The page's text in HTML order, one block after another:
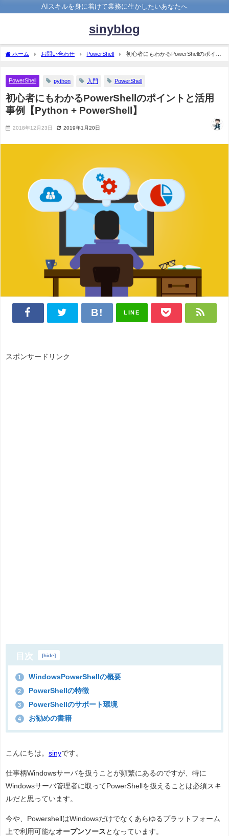
AIスキルを身に着けて業務に生かしたいあなたへ
sinyblog
ホーム お問い合わせ PowerShell
初心者にもわかるPowerShellのポイン
PowerShell python 入門 PowerShell
初心者にもわかるPowerShellのポイントと活用
事例【Python + PowerShell】
2018年12月23日 2019年1月20日
LINE
スポンサードリンク
目次 [hide]
1 WindowsPowerShellの概要
2 PowerShellの特徴
3 PowerShellのサポート環境
4 お勧めの書籍
こんにちは。 sinyです。
仕事柄Windowsサーバを扱うことが頻繁にあるのですが、特に
Windowsサーバ管理者に取ってPowerShellを扱えることは必須スキ
ルだと思っています。
今や、PowershellはWindowsだけでなくあらゆるプラットフォーム
上で利用可能なオープンソース となっています。